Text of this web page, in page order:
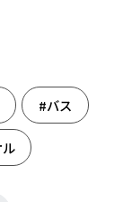
#バス